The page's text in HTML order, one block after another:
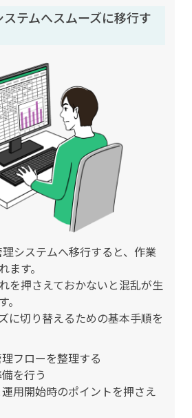
テムへスムーズに移行す
システムへ移行すると、作業
ます。
を押さえておかないと混乱が生
に切り替えるための基本手順を
フローを整理する
を行う
用開始時のポイントを押さえ